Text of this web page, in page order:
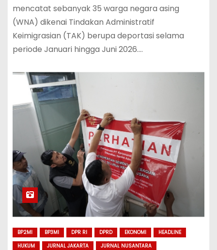
mencatat sebanyak 35 warga negara asing
(WNA) dikenai Tindakan Administratif
Keimigrasian (TAK) berupa deportasi selama
periode Januari hingga Juni 2026.…
BP2MI BP3MI DPR RI DPRD EKONOMI
HEADLINE
HUKUM
JURNAL JAKARTA
JURNAL NUSANTARA